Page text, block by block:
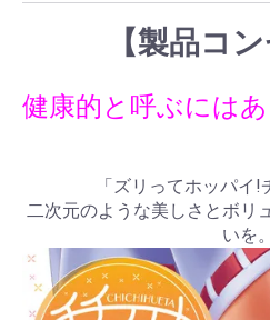
【製品コ
健康的と呼ぶには
「ズリってホッパイ
二次元のような美しさとボリ
いを。